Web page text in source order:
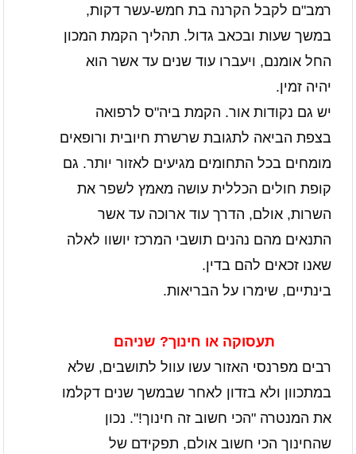
רמב"ם לקבל הקרנה בת חמש-עשר דקות,
במשך שעות ובכאב גדול. תהליך הקמת המכון
החל אומנם, ויעברו עוד שנים עד אשר הוא
יהיה זמין.
יש גם נקודות אור. הקמת ביה"ס לרפואה
בצפת הביאה לתגובת שרשרת חיובית ורופאים
מומחים בכל התחומים מגיעים לאזור יותר. גם
קופת חולים הכללית עושה מאמץ לשפר את
השרות, אולם, הדרך עוד ארוכה עד אשר
התנאים מהם נהנים תושבי המרכז יושוו לאלה
שאנו זכאים להם בדין.
בינתיים, שימרו על הבריאות.
תעסוקה או חינוך? שניהם
רבים מפרנסי האזור עשו עוול לתושבים, שלא
במתכוון ולא בזדון לאחר שבמשך שנים דקלמו
את המנטרה "הכי חשוב זה חינוך!". נכון
שהחינוך הכי חשוב אולם, תפקידם של